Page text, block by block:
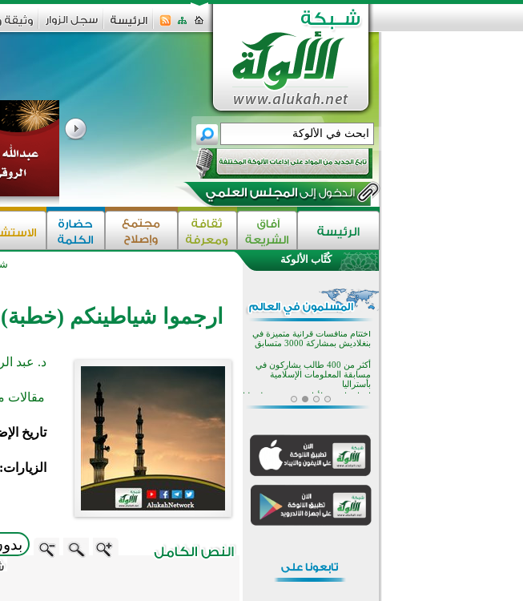
ارجموا شياطينكم (خطبة)
د. عبد
مقالات
تاريخ
الزيارات:
كُتَّاب الألوكة
اختتام الدورة التاسعة لمسابقة حفظ
وتلاوة القرآن الكريم في أزناكاييف
تيسليتش تختتم برنامجا تعليميا لتعزيز
القيم وبناء الشخصية للشباب
المسلمين
اختتام منافسات قرآنية متميزة في
أكثر من 400 طالب يشاركون في
مسابقة المعلومات الإسلامية
بأستراليا
افتتاح تاريخي لأول مسجد في بلييفليا
بالجبل الأسود منذ أكثر من قرن
منطقة ريبوفسي تحتفل بميلاد
مسجد جديد في أجواء إيمانية مميزة
أكبر مشروع إسلامي في ريف
أستراليا يفتتح أبوابه بعد سنوات من
الصيفية للمسلمين في بينزا
وساراتوف وموردوفيا هذا العام
اختتام الدورة التاسعة لمسابقة حفظ
وتلاوة القرآن الكريم في أزناكاييف
تيسليتش تختتم برنامجا تعليميا لتعزيز
القيم وبناء الشخصية للشباب
المسلمين
اختتام منافسات قرآنية متميزة في
مسابقة المعلومات الإسلامية